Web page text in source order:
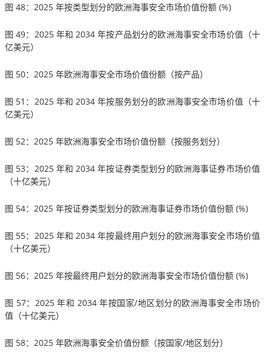
图 48：2025 年按类型划分的欧洲海事安全市场价值份额 (%)
图 49：2025 年和 2034 年按产品划分的欧洲海事安全市场价值（十
亿美元）
图 50：2025 年欧洲海事安全市场价值份额（按产品）
图 51：2025 年和 2034 年按服务划分的欧洲海事安全市场价值（十
亿美元）
图 52：2025 年欧洲海事安全市场价值份额（按服务划分）
图 53：2025 年和 2034 年按证券类型划分的欧洲海事证券市场价值
（十亿美元）
图 54：2025 年按证券类型划分的欧洲海事证券市场价值份额 (%)
图 55：2025 年和 2034 年按最终用户划分的欧洲海事安全市场价值
（十亿美元）
图 56：2025 年按最终用户划分的欧洲海事安全市场价值份额 (%)
图 57：2025 年和 2034 年按国家/地区划分的欧洲海事安全市场价
值（十亿美元）
图 58：2025 年欧洲海事安全价值份额（按国家/地区划分）